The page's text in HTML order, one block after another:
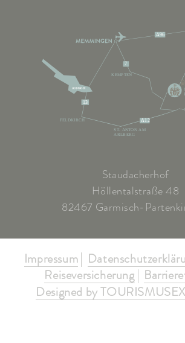
A96
7
A12
13
KEMPTEN
ST. ANTON AM
ARLBERG
FELDKIRCH
Staudacherhof
Höllentalstraße 48
82467 Garmisch-
Impressum
Reiseversicherung
Designed by